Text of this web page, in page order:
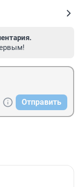
Отправить